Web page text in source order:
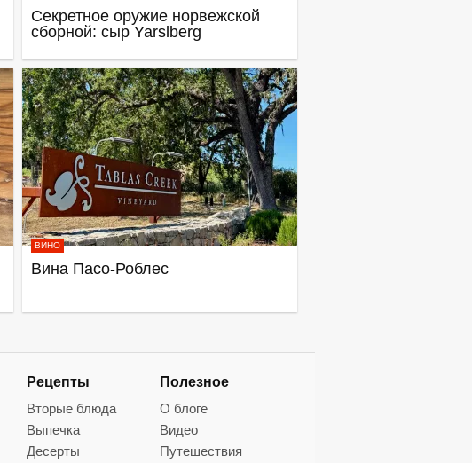
Секретное оружие норвежской
сборной: сыр Yarslberg
ВИНО
Вина Пасо-Роблес
Рецепты
Вторые блюда
Выпечка
Десерты
Полезное
О блоге
Видео
Путешествия